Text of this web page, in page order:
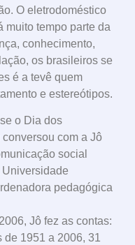
O eletrodoméstico
muito tempo parte da
conhecimento,
os brasileiros se
é a tevê quem
e estereótipos.
o Dia dos
com a Jô
social
pedagógica
Jô fez as contas:
1951 a 2006, 31